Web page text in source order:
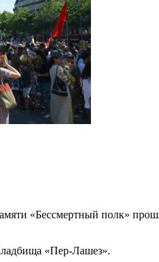
«Бессмертный полк»
«Пер-Лашез».